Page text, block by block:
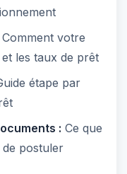
Comment votre
les taux de prêt
étape par
: Ce que
postuler